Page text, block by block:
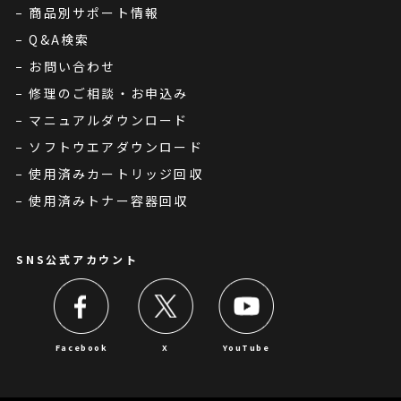
商品別サポート情報
Q&A検索
お問い合わせ
修理のご相談・お申込み
マニュアルダウンロード
ソフトウエアダウンロード
使用済みカートリッジ回収
使用済みトナー容器回収
SNS公式アカウント
Facebook X YouTube